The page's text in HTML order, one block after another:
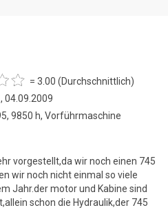
= 3.00 (Durchschnittlich)
, 04.09.2009
9850 h, Vorführmaschine
vorgestellt,da wir noch einen 745
wir noch nicht einmal so viele
Jahr.der motor und Kabine sind
schon die Hydraulik,der 745